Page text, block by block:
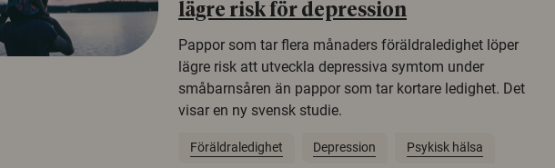
lägre risk för depression
Pappor som tar flera månaders föräldraledighet löper
lägre risk att utveckla depressiva symtom under
småbarnsåren än pappor som tar kortare ledighet. Det
visar en ny svensk studie.
Föräldraledighet Depression Psykisk hälsa